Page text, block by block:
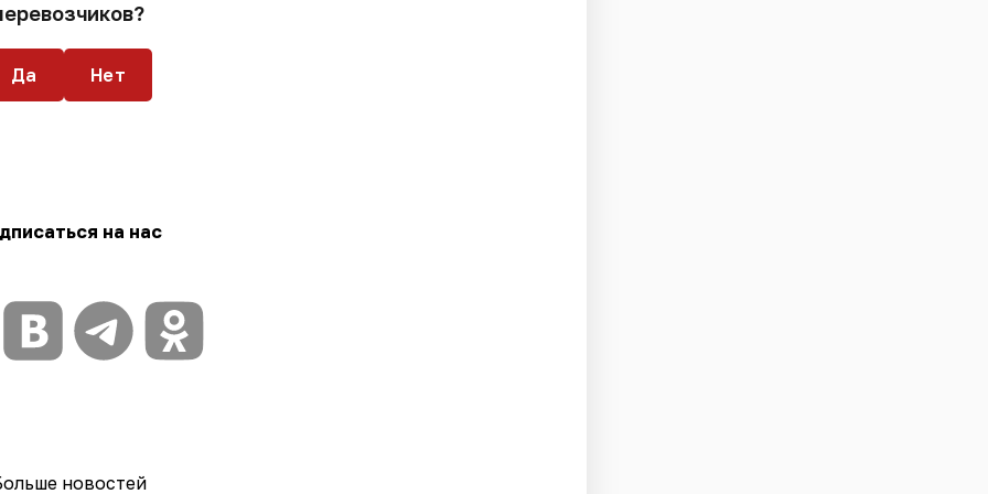
Да Нет
на нас
новостей